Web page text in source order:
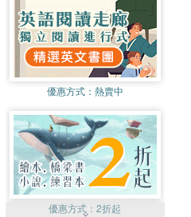
優惠方式： 熱賣中
優惠方式：2折起